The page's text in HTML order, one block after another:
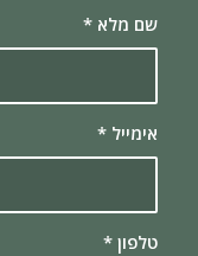
שם מלא *
אימייל *
טלפון *